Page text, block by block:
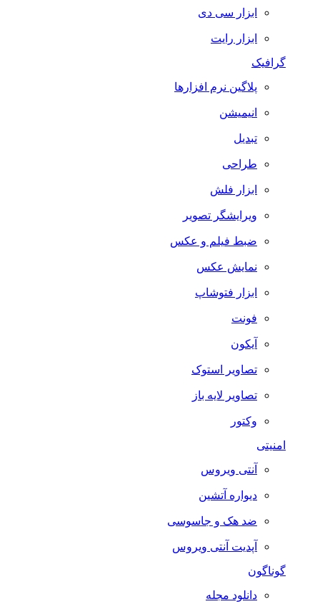
ابزار سی دی
ابزار رایت
گرافیک
پلاگین نرم افزارها
انیمیشن
تبدیل
طراحی
ابزار فلش
ویرایشگر تصویر
ضبط فيلم و عكس
نمایش عکس
ابزار فتوشاپ
فونت
آیکون
تصاویر استوک
تصاویر لایه باز
وکتور
امنیتی
آنتی ویروس
دیواره آتشین
ضد هک و جاسوسی
آپدیت آنتی ویروس
گوناگون
دانلود مجله